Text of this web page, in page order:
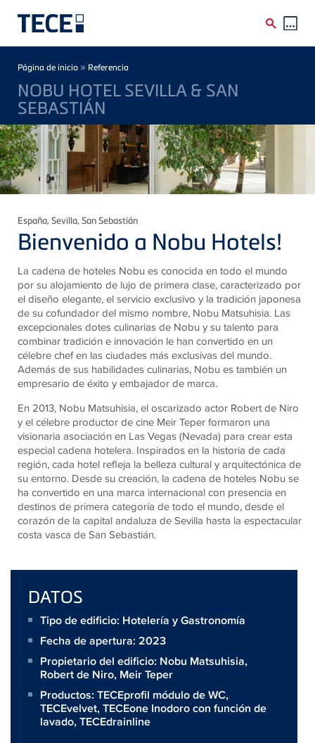
Breadcrumb
Página de inicio » Referencia
NOBU HOTEL SEVILLA & SAN
SEBASTIÁN
España, Sevilla, San Sebastián
Bienvenido a Nobu Hotels!
La cadena de hoteles Nobu es conocida en todo el mundo
por su alojamiento de lujo de primera clase, caracterizado por
el diseño elegante, el servicio exclusivo y la tradición japonesa
de su cofundador del mismo nombre, Nobu Matsuhisia. Las
excepcionales dotes culinarias de Nobu y su talento para
combinar tradición e innovación le han convertido en un
célebre chef en las ciudades más exclusivas del mundo.
Además de sus habilidades culinarias, Nobu es también un
empresario de éxito y embajador de marca.
En 2013, Nobu Matsuhisia, el oscarizado actor Robert de Niro
y el célebre productor de cine Meir Teper formaron una
visionaria asociación en Las Vegas (Nevada) para crear esta
especial cadena hotelera. Inspirados en la historia de cada
región, cada hotel refleja la belleza cultural y arquitectónica de
su entorno. Desde su creación, la cadena de hoteles Nobu se
ha convertido en una marca internacional con presencia en
destinos de primera categoría de todo el mundo, desde el
corazón de la capital andaluza de Sevilla hasta la espectacular
costa vasca de San Sebastián.
DATOS
Tipo de edificio: Hotelería y Gastronomía
Fecha de apertura: 2023
Propietario del edificio: Nobu Matsuhisia,
Robert de Niro, Meir Teper
Productos: TECEprofil módulo de WC,
TECEvelvet,TECEone Inodoro con función de
lavado,TECEdrainline